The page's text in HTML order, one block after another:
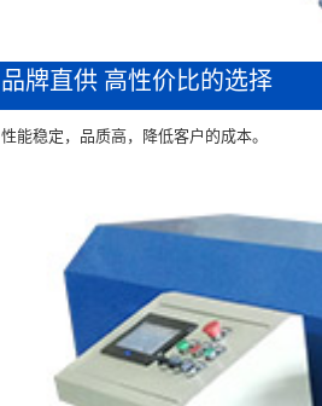
品牌直供 高性价比的选择
性能稳定，品质高，降低客户的成本。